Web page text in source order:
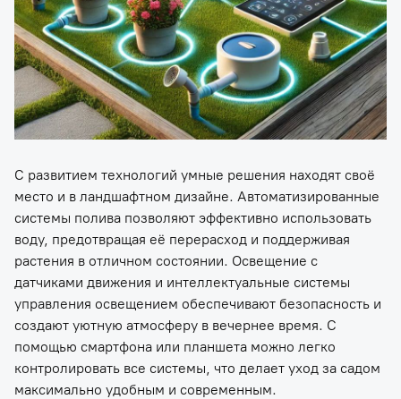
С развитием технологий умные решения находят своё
место и в ландшафтном дизайне. Автоматизированные
системы полива позволяют эффективно использовать
воду, предотвращая её перерасход и поддерживая
растения в отличном состоянии. Освещение с
датчиками движения и интеллектуальные системы
управления освещением обеспечивают безопасность и
создают уютную атмосферу в вечернее время. С
помощью смартфона или планшета можно легко
контролировать все системы, что делает уход за садом
максимально удобным и современным.